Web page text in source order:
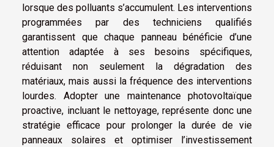
lorsque des polluants s’accumulent. Les interventions
programmées par des techniciens qualifiés
garantissent que chaque panneau bénéficie d’une
attention adaptée à ses besoins spécifiques,
réduisant non seulement la dégradation des
matériaux, mais aussi la fréquence des interventions
lourdes. Adopter une maintenance photovoltaïque
proactive, incluant le nettoyage, représente donc une
stratégie efficace pour prolonger la durée de vie
panneaux solaires et optimiser l’investissement